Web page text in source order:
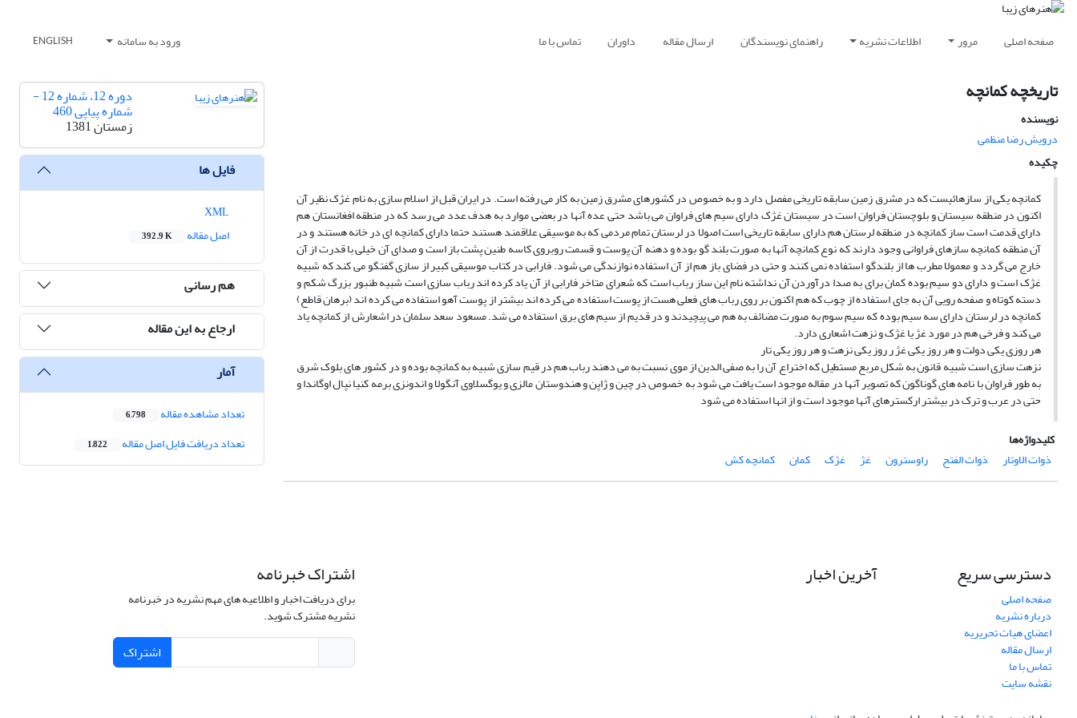
صفحه اصلی مرور اطلاعات نشریه راهنمای نویسندگان ارسال مقاله داوران تماس با ما ورود به سامانه ENGLISH
تاریخچه کمانچه
نویسنده
درویش رضا منظمی
چکیده
کمانچه یکی از سازهائیست که در مشرق زمین سابقه تاریخی مفصل دارد و به خصوص در کشورهای مشرق زمین به کار می رفته است. در ایران قبل از اسلام سازی به نام غژک نظیر آن
اکنون در منطقه سیستان و بلوچستان فراوان است در سیستان غژک دارای سیم های فراوان می باشد حتی عده آنها در بعضی موارد به هدف عدد می رسد که در منطقه افغانستان هم
دارای قدمت است ساز کمانچه در منطقه لرستان هم دارای سابقه تاریخی است اصولا در لرستان تمام مردمی که به موسیقی علاقمند هستند حتما دارای کمانچه ای در خانه هستند و در
آن منطقه کمانچه سازهای فراوانی وجود دارند که نوع کمانچه آنها به صورت بلند گو بوده و دهنه آن پوست و قسمت روبروی کاسه طنین پشت باز است و صدای آن خیلی با قدرت از آن
خارج می گردد و معمولا مطرب ها از بلندگو استفاده نمی کنند و حتی در فضای باز هم از آن استفاده نوازندگی می شود. فارابی در کتاب موسیقی کبیر از سازی گفتگو می کند که شبیه
غژک است و دارای دو سیم بوده کمان برای به صدا درآوردن آن نداشته نام این ساز رباب است که شعرای متاخر فارابی از آن یاد کرده اند رباب سازی است شبیه طنبور بزرگ شکم و
دسته کوتاه و صفحه رویی آن به جای استفاده از چوب که هم اکنون بر روی رباب های فعلی هست از پوست استفاده می کرده اند بیشتر از پوست آهو استفاده می کرده اند (برهان قاطع)
کمانچه در لرستان دارای سه سیم بوده که سیم سوم به صورت مضائف به هم می پیچیدند و در قدیم از سیم های برق استفاده می شد. مسعود سعد سلمان در اشعارش از کمانچه یاد
می کند و فرخی هم در مورد غژ یا غژک و نزهت اشعاری دارد.
هر روزی یکی دولت و هر روز یکی غژ ر روز یکی نزهت و هر روز یکی تار
نزهت سازی است شبیه قانون به شکل مربع مستطیل که اختراع آن را به صفی الدین از موی نسبت به می دهند رباب هم در قیم سازی شبیه به کمانچه بوده و در کشور های بلوک شرق
به طور فراوان با نامه های گوناگون که تصویر آنها در مقاله موجود است یافت می شود به خصوص در چین و ژاپن و هندوستان مالزی و یوگسلاوی آنگولا و اندونزی برمه کنیا نپال اوگاندا و
حتی در عرب و ترک در بیشتر ارکسترهای آنها موجود است و از انها استفاده می شود
کلیدواژه‌ها
ذوات الاوتار
ذوات الفتح راوسترون غژ غژک کمان کمانچه کش
دوره 12، شماره 12 -
شماره پیاپی 460
زمستان 1381
فایل ها
اصل مقاله
392.9 K
هم رسانی
ارجاع به این مقاله
آمار
تعداد مشاهده مقاله 6,798
تعداد دریافت فایل اصل مقاله 1,822
دسترسی سریع
صفحه اصلی
درباره نشریه
اعضای هیات تحریریه
ارسال مقاله
تماس با ما
نقشه سایت
آخرین اخبار اشتراک خبرنامه
برای دریافت اخبار و اطلاعیه های مهم نشریه در خبرنامه
نشریه مشترک شوید.
اشتراک